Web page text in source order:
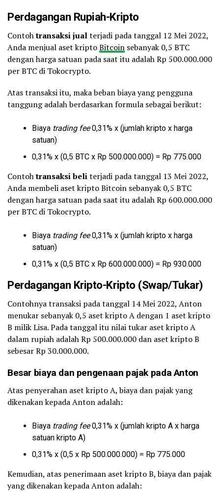
Perdagangan Rupiah-Kripto
Contohtransaksi jualterjadi pada tanggal 12 Mei 2022,
Anda menjual aset kriptoBitcoin sebanyak 0,5 BTC
dengan harga satuan pada saat itu adalah Rp 500.000.000
per BTC di Tokocrypto.
Atas transaksi itu, maka beban biaya yang pengguna
tanggung adalah berdasarkan formula sebagai berikut:
Biaya trading fee0,31% x (jumlah kripto x harga
satuan)
0,31% x (0,5 BTC x Rp 500.000.000) = Rp 775.000
Contohtransaksi beliterjadi pada tanggal 13 Mei 2022,
Anda membeli aset kripto Bitcoin sebanyak 0,5 BTC
dengan harga satuan pada saat itu adalah Rp 600.000.000
per BTC di Tokocrypto.
Biaya trading fee0,31% x (jumlah kripto x harga
satuan)
0,31% x (0,5 BTC x Rp 600.000.000) = Rp 930.000
Perdagangan Kripto-Kripto (Swap/Tukar)
Contohnya transaksi pada tanggal 14 Mei 2022, Anton
menukar sebanyak 0,5 aset kripto A dengan 1 aset kripto
B milik Lisa. Pada tanggal itu nilai tukar aset kripto A
dalam rupiah adalah Rp 500.000.000 dan aset kripto B
sebesar Rp 30.000.000.
Besar biaya dan pengenaan pajak pada Anton
Atas penyerahan aset kripto A, biaya dan pajak yang
dikenakan kepada Anton adalah:
Biaya trading fee0,31% x (jumlah kripto A x harga
satuan kripto A)
0,31% x (0,5 x Rp 500.000.000) = Rp 775.000
Kemudian, atas penerimaan aset kripto B, biaya dan pajak
yang dikenakan kepada Anton adalah: